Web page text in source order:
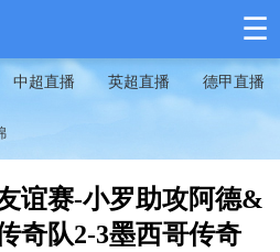
☰
中超直播 英超直播 德甲直播
谊赛-小罗助攻阿德&
奇队2-3墨西哥传奇